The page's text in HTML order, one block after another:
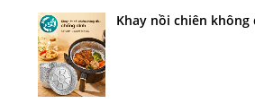
Khay nồi chiên không